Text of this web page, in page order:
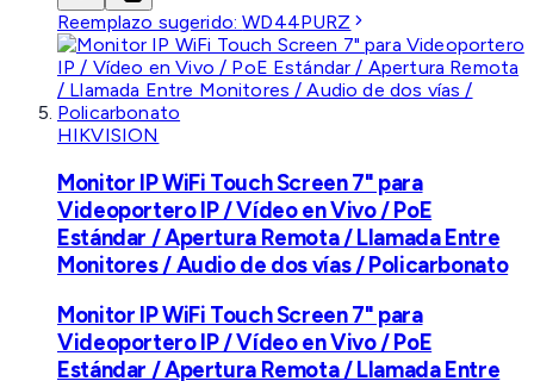
Reemplazo sugerido:WD44PURZ
HIKVISION
Monitor IP WiFi Touch Screen 7" para
Videoportero IP / Vídeo en Vivo / PoE
Estándar / Apertura Remota / Llamada Entre
Monitores / Audio de dos vías / Policarbonato
Monitor IP WiFi Touch Screen 7" para
Videoportero IP / Vídeo en Vivo / PoE
Estándar / Apertura Remota / Llamada Entre